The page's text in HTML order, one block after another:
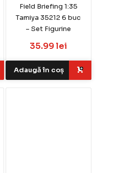
Field Briefing 1:35
Tamiya 35212 6 buc
– Set Figurine
35.99 lei
Adaugă în coș